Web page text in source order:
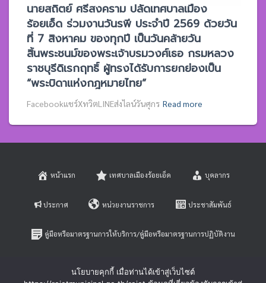
นายสถิตย์ ศรีสงคราม ปลัดเทศบาลเมือง
ร้อยเอ็ด ร่วมงานวันรพี ประจำปี 2569 ด้วยวัน
ที่ 7 สิงหาคม ของทุกปี เป็นวันคล้ายวัน
สิ้นพระชนม์ของพระเจ้าบรมวงศ์เธอ กรมหลวง
ราชบุรีดิเรกฤทธิ์ ผู้ทรงได้รับการยกย่องเป็น
“พระบิดาแห่งกฎหมายไทย”
Facebookแชร์XทวิตLINEส่งไลน์วันศุกร Read more
หน้าแรก เทศบาลเมืองร้อยเอ็ด บุคลากร
ประกาศ หน่วยงานราชการ ประชาสัมพันธ์
คู่มือหรือมาตรฐานการให้บริการ/คู่มือหรือมาตรฐานการปฏิบัติงาน
นโยบายคุกกี้ เมื่อท่านได้เข้าสู่เว็บไซต์